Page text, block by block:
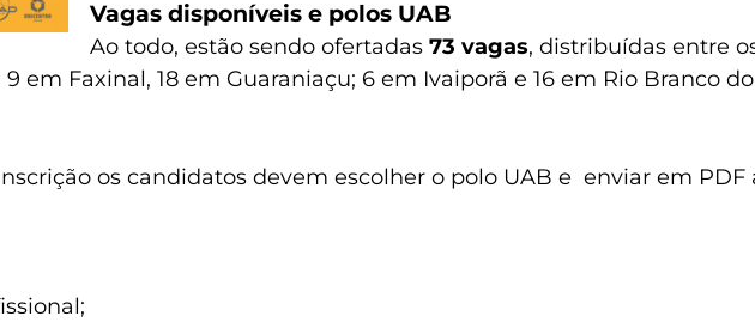
Vagas disponíveis e polos UAB
Ao todo, estão sendo ofertadas 73 vagas, distribuídas entre
em Faxinal, 18 em Guaraniaçu; 6 em Ivaiporã e 16 em Rio Branco
os candidatos devem escolher o polo UAB e enviar em